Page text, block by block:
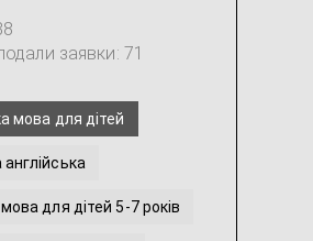
заявки: 71
мова для дітей
для дітей 5-7 років